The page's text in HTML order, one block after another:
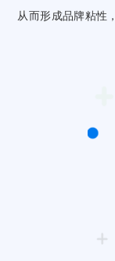
从而形成品牌粘性